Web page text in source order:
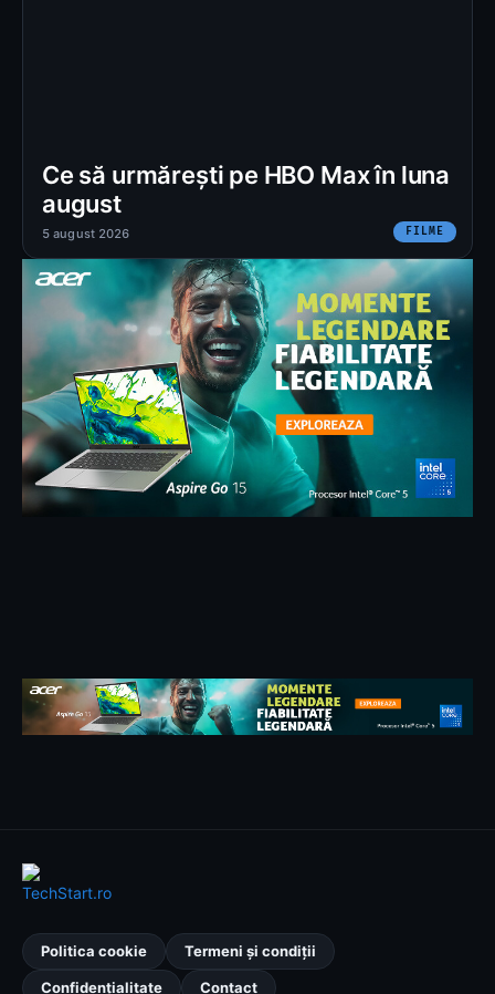
Ce să urmărești pe HBO Max în luna
august
FILME
5 august 2026
Politica cookie Termeni și condiții
Confidențialitate Contact